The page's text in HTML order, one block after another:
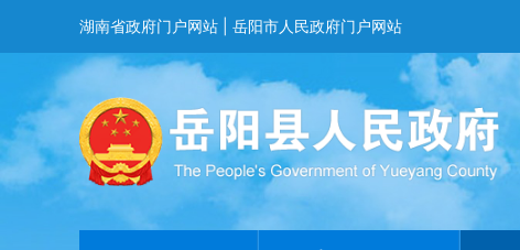
湖南省政府门户网站 岳阳市人民政府门户网站